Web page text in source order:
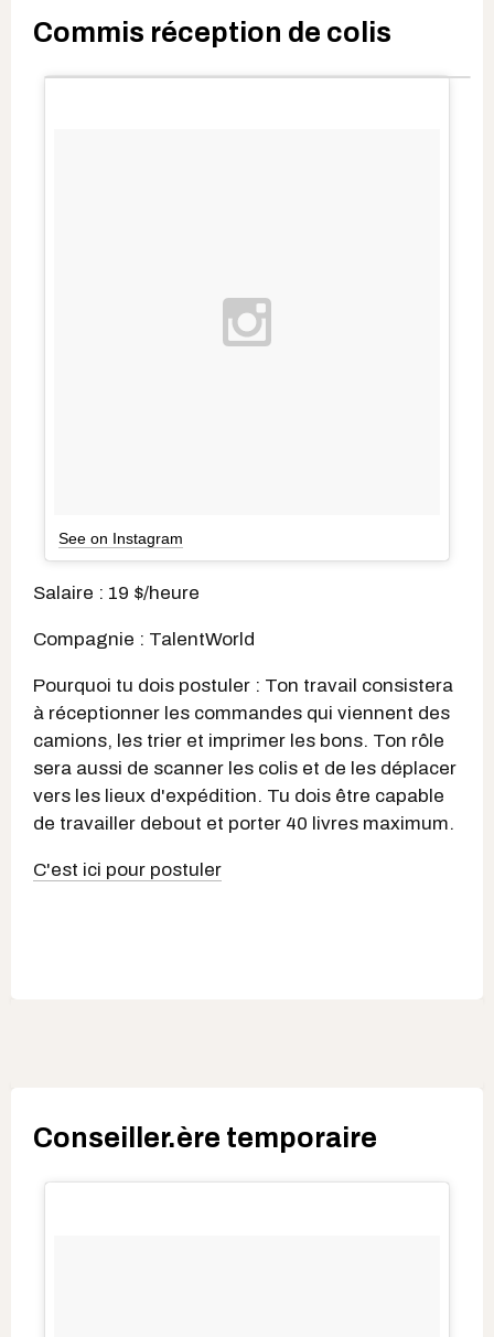
Commis réception de colis
See on Instagram
Salaire : 19 $/heure
Compagnie : TalentWorld
Pourquoi tu dois postuler : Ton travail consistera
à réceptionner les commandes qui viennent des
camions, les trier et imprimer les bons. Ton rôle
sera aussi de scanner les colis et de les déplacer
vers les lieux d'expédition. Tu dois être capable
de travailler debout et porter 40 livres maximum.
C'est ici pour postuler
Conseiller.ère temporaire